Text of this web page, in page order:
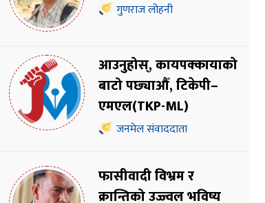
गुणराज लोहनी
आउनुहोस्, कायपक्कायाको
बाटो पछ्याऔँ, टिकेपी–
एमएल(TKP-ML)
जनमेल संवाददाता
फासीवादी विभ्रम र
क्रान्तिको उज्ज्वल भविष्य